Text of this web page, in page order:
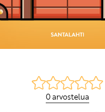
0 arvostelua